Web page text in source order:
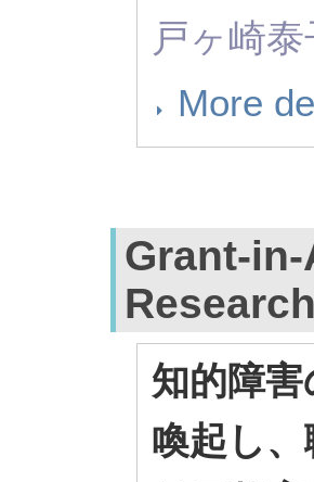
戸ヶ崎
More
Grant-
知的障
喚起し